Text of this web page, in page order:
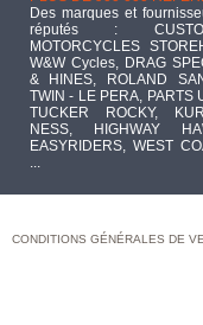
Des marques et
réputés :
MOTORCYCLES
W&W Cycles, DRAG
& HINES, ROLAND
TWIN - LE PERA, PARTS
TUCKER ROCKY,
NESS, HIGHWAY
EASYRIDERS, WEST
...
CONDITIONS GÉNÉRALES DE